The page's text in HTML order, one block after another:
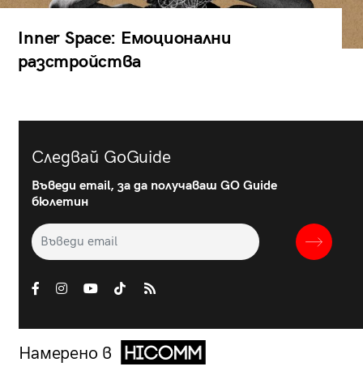
Inner Space: Емоционални
разстройства
Следвай GoGuide
Въведи email, за да получаваш GO Guide
бюлетин
Намерено в